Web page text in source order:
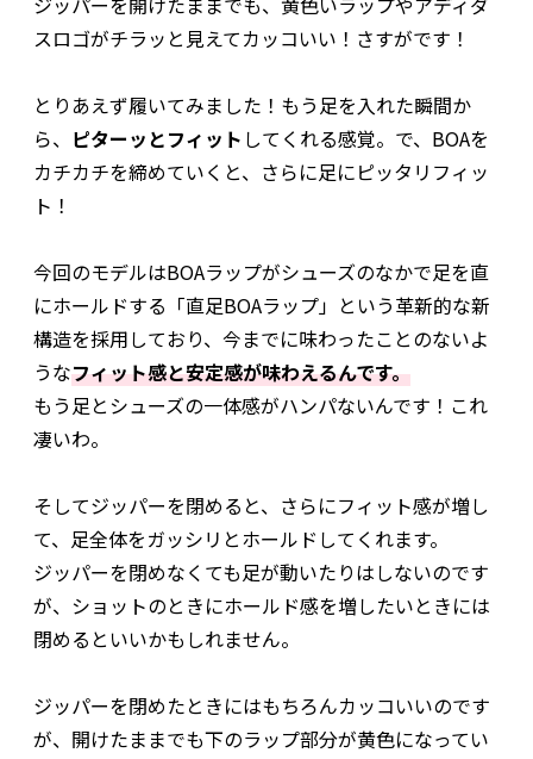
スロゴがチラッと見えてカッコいい！さすがです！
とりあえず履いてみました！もう足を入れた瞬間か
ら、 ピターッとフィット してくれる感覚。で、BOAを
カチカチを締めていくと、さらに足にピッタリフィッ
ト！
今回のモデルはBOAラップがシューズのなかで足を直
にホールドする「直足BOAラップ」という革新的な新
構造を採用しており、今までに味わったことのないよ
うなフィット感と安定感が味わえるんです。
もう足とシューズの一体感がハンパないんです！これ
凄いわ。
そしてジッパーを閉めると、さらにフィット感が増し
て、足全体をガッシリとホールドしてくれます。
ジッパーを閉めなくても足が動いたりはしないのです
が、ショットのときにホールド感を増したいときには
閉めるといいかもしれません。
ジッパーを閉めたときにはもちろんカッコいいのです
が、開けたままでも下のラップ部分が黄色になってい